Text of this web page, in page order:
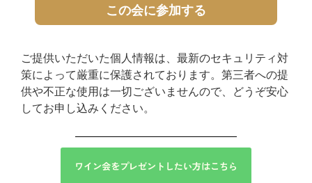
ご提供いただいた個人情報は、最新のセキュリティ対
策によって厳重に保護されております。第三者への提
供や不正な使用は一切ございませんので、どうぞ安心
してお申し込みください。
ワイン会をプレゼントしたい方はこちら